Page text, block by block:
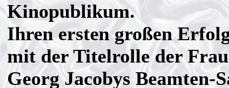
Kinopublikum.
Ihren ersten großen
mit der Titelrolle der
Georg Jacobys Beamten-